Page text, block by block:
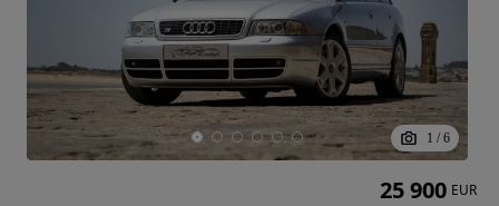
1 / 6
25 900 EUR